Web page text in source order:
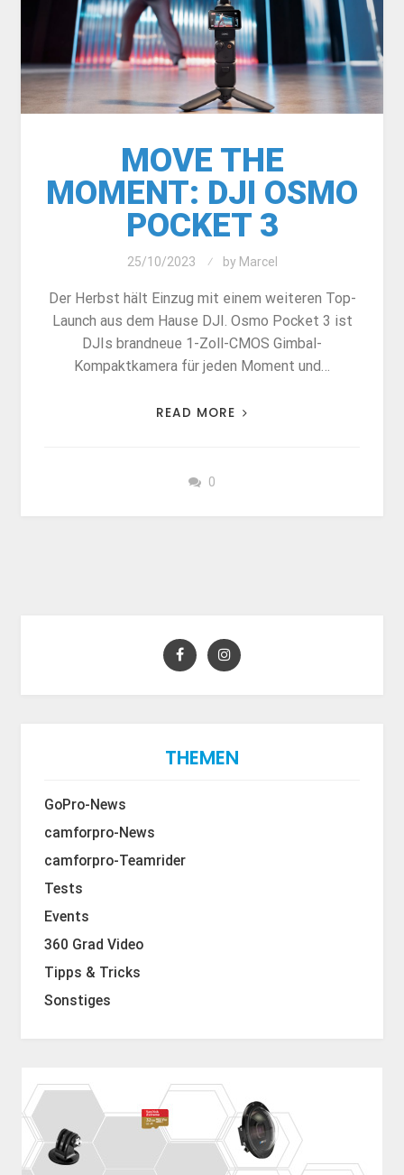
MOVE THE
MOMENT: DJI OSMO
POCKET 3
25/10/2023 by Marcel
Der Herbst hält Einzug mit einem weiteren Top-
Launch aus dem Hause DJI. Osmo Pocket 3 ist
DJIs brandneue 1-Zoll-CMOS Gimbal-
Kompaktkamera für jeden Moment und…
READ MORE
0
THEMEN
GoPro-News
camforpro-News
camforpro-Teamrider
Tests
Events
360 Grad Video
Tipps & Tricks
Sonstiges